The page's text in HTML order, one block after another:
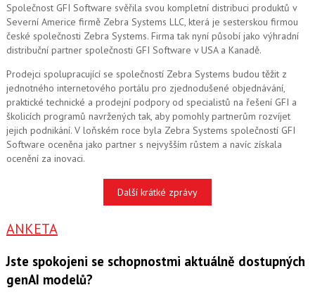
Společnost GFI Software svěřila svou kompletní distribuci produktů v
Severní Americe firmě Zebra Systems LLC, která je sesterskou firmou
české společnosti Zebra Systems. Firma tak nyní působí jako výhradní
distribuční partner společnosti GFI Software v USA a Kanadě.
Prodejci spolupracující se společností Zebra Systems budou těžit z
jednotného internetového portálu pro zjednodušené objednávání,
praktické technické a prodejní podpory od specialistů na řešení GFI a
školicích programů navržených tak, aby pomohly partnerům rozvíjet
jejich podnikání. V loňském roce byla Zebra Systems společností GFI
Software oceněna jako partner s nejvyšším růstem a navíc získala
ocenění za inovaci.
Další krátké zprávy
ANKETA
Jste spokojeni se schopnostmi aktuálně dostupných
genAI modelů?